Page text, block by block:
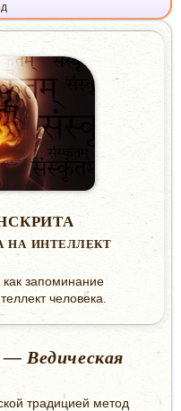
НА ИНТЕЛЛЕКТ
запоминание
человека.
Ведическая
традицией метод